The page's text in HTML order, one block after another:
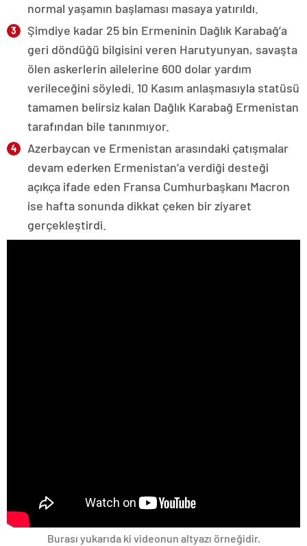
normal yaşamın başlaması masaya yatırıldı.
Şimdiye kadar 25 bin Ermeninin Dağlık Karabağ’a
geri döndüğü bilgisini veren Harutyunyan, savaşta
ölen askerlerin ailelerine 600 dolar yardım
verileceğini söyledi. 10 Kasım anlaşmasıyla statüsü
tamamen belirsiz kalan Dağlık Karabağ Ermenistan
tarafından bile tanınmıyor.
Azerbaycan ve Ermenistan arasındaki çatışmalar
devam ederken Ermenistan’a verdiği desteği
açıkça ifade eden Fransa Cumhurbaşkanı Macron
ise hafta sonunda dikkat çeken bir ziyaret
gerçekleştirdi.
Burası yukarıda ki videonun altyazı örneğidir.